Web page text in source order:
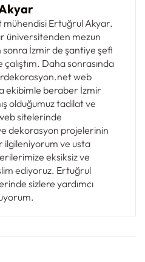
Ertuğrul Akyar.
üniversitenden mezun
İzmir de şantiye şefi
Daha sonrasında
web
ekibimle beraber İzmir
olduğumuz tadilat ve
sitelerinde
dekorasyon projelerinin
ilgileniyorum ve usta
eksiksiz ve
ediyoruz. Ertuğrul
sizlere yardımcı